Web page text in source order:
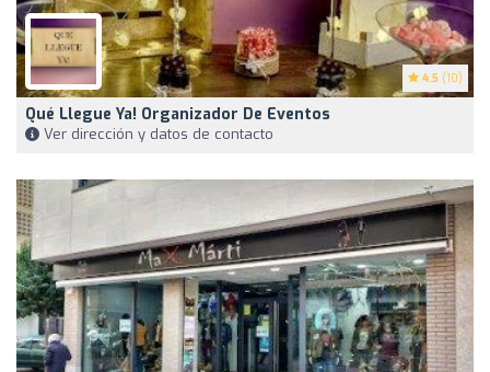
4.5 (10)
Qué Llegue Ya! Organizador De Eventos
Ver dirección y datos de contacto